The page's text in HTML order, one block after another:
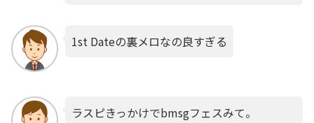
1st Dateの裏メロなの良すぎる
ラスピきっかけでbmsgフェスみて。